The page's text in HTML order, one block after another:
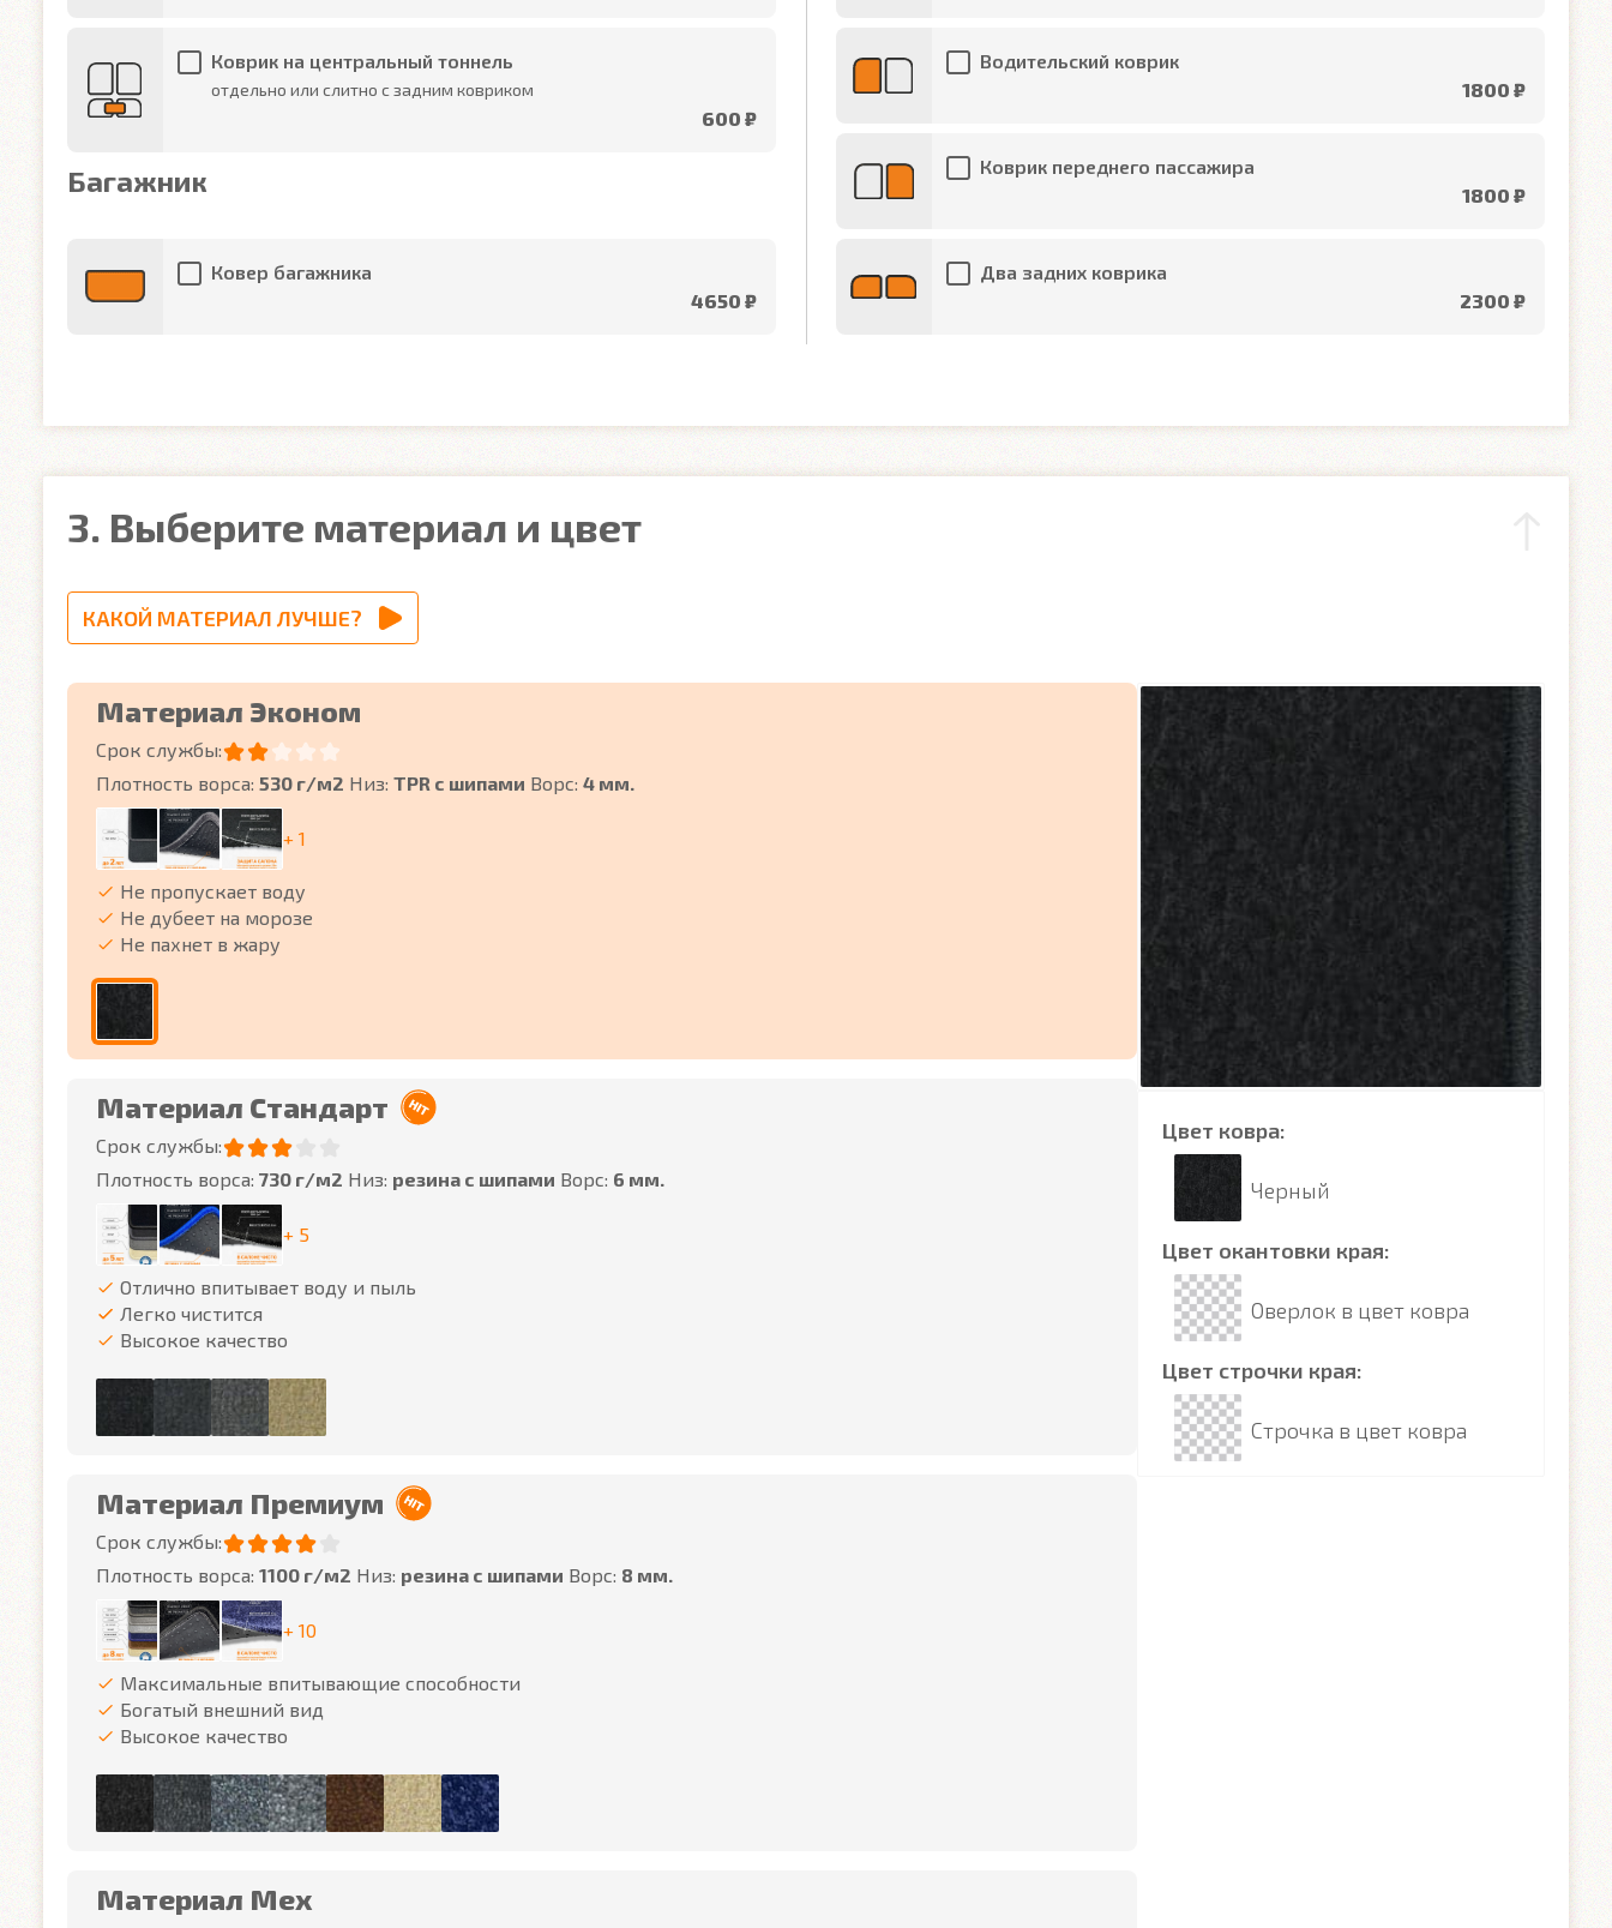
Коврик на центральный тоннель
отдельно или слитно с задним ковриком
600 ₽
Багажник
Ковер багажника
4650 ₽
Водительский коврик
1800 ₽
Коврик переднего пассажира
1800 ₽
Два задних коврика
2300 ₽
3. Выберите материал и цвет
КАКОЙ МАТЕРИАЛ ЛУЧШЕ?
Материал Эконом
Срок службы:
Плотность ворса: 530 г/м2 Низ: TPR с шипами Ворс: 4 мм.
+ 1
Не пропускает воду
Не дубеет на морозе
Не пахнет в жару
Материал Стандарт
Срок службы:
Плотность ворса: 730 г/м2 Низ: резина с шипами Ворс: 6 мм.
+ 5
Отлично впитывает воду и пыль
Легко чистится
Высокое качество
Материал Премиум
Срок службы:
Плотность ворса: 1100 г/м2 Низ: резина с шипами Ворс: 8 мм.
+ 10
Максимальные впитывающие способности
Богатый внешний вид
Высокое качество
Материал Мех
Цвет ковра:
Черный
Цвет окантовки края:
Оверлок в цвет ковра
Цвет строчки края:
Строчка в цвет ковра